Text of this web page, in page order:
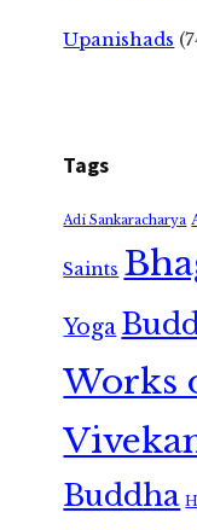
Upanishads
Tags
Adi Sankaracharya
Saints
Yoga
Works
Buddha